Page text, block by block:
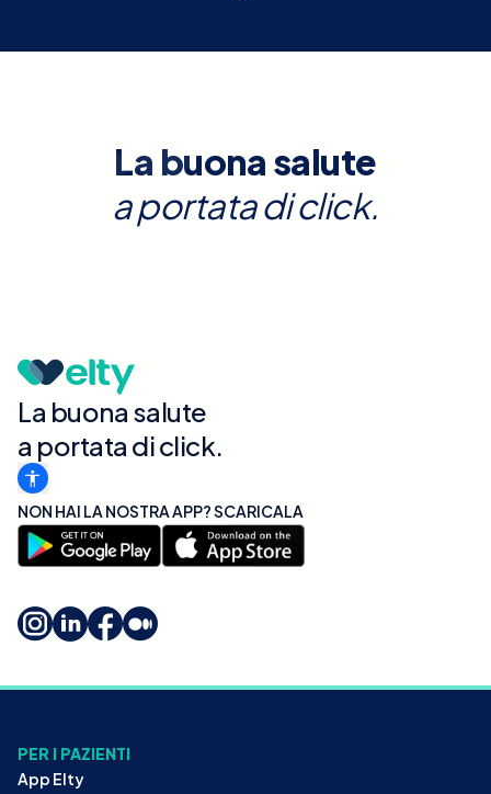
La buona salute
a portata di click.
La buona salute
a portata di click.
NON HAI LA NOSTRA APP? SCARICALA
PER I PAZIENTI
App Elty